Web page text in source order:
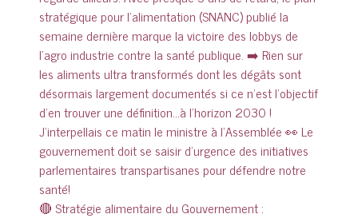
🔴 Stratégie alimentaire du Gouvernement :